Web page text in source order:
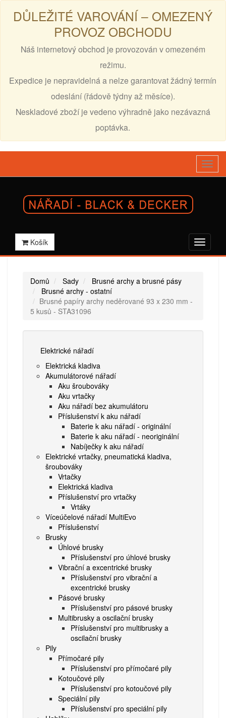
DŮLEŽITÉ VAROVÁNÍ – OMEZENÝ
PROVOZ OBCHODU
Náš internetový obchod je provozován v omezeném
režimu.
Expedice je nepravidelná a nelze garantovat žádný termín
odeslání (řádově týdny až měsíce).
Neskladové zboží je vedeno výhradně jako nezávazná
poptávka.
Košík
Domů Sady
Brusné archy a brusné pásy
Brusné archy - ostatní
Brusné papíry archy neděrované 93 x 230 mm -
5 kusů - STA31096
Elektrické nářadí
Elektrická kladiva
Akumulátorové nářadí
Aku šroubováky
Aku vrtačky
Aku nářadí bez akumulátoru
Příslušenství k aku nářadí
Baterie k aku nářadí - originální
Baterie k aku nářadí - neoriginální
Nabíječky k aku nářadí
Elektrické vrtačky, pneumatická kladiva,
šroubováky
Vrtačky
Elektrická kladiva
Příslušenství pro vrtačky
Vrtáky
Víceúčelové nářadí MultiEvo
Příslušenství
Brusky
Úhlové brusky
Příslušenství pro úhlové brusky
Vibrační a excentrické brusky
Příslušenství pro vibrační a
excentrické brusky
Pásové brusky
Příslušenství pro pásové brusky
Multibrusky a oscilační brusky
Příslušenství pro multibrusky a
oscilační brusky
Pily
Přímočaré pily
Příslušenství pro přímočaré pily
Kotoučové pily
Příslušenství pro kotoučové pily
Speciální pily
Příslušenství pro speciální pily